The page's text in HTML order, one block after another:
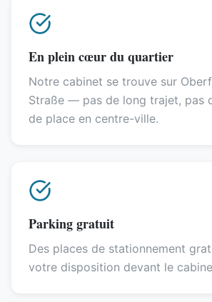
En plein cœur du quartier
Notre cabinet se trouve sur
Straße — pas de long trajet, pas
de place en centre-ville.
Parking gratuit
Des places de stationnement
votre disposition devant le